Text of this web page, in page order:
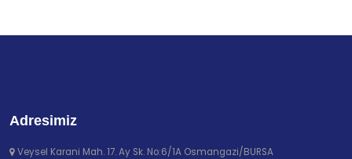
Adresimiz
Veysel Karani Mah. 17. Ay Sk. No:6/1A Osmangazi/BURSA